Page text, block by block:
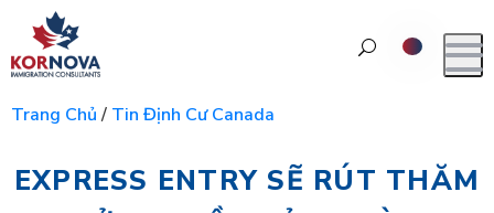
Trang Chủ/ Tin Định Cư Canada
EXPRESS ENTRY SẼ RÚT THĂM